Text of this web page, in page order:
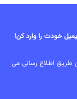
خودت را وارد کن!
طریق اطلاع رسانی می